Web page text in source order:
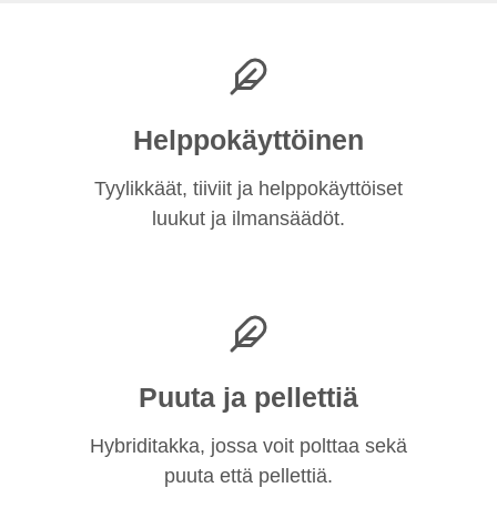
Helppokäyttöinen
Tyylikkäät, tiiviit ja helppokäyttöiset
luukut ja ilmansäädöt.
Puuta ja pellettiä
Hybriditakka, jossa voit polttaa sekä
puuta että pellettiä.